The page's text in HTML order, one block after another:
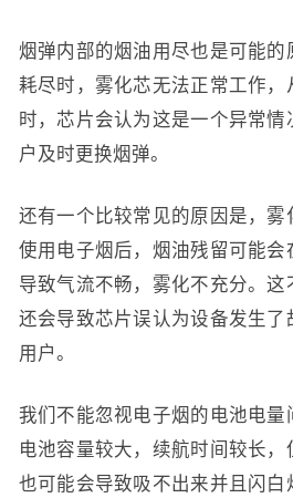
烟弹内部的烟油用尽也是可能的
耗尽时，雾化芯无法正常工作，
时，芯片会认为这是一个异常情
户及时更换烟弹。
还有一个比较常见的原因是，雾
使用电子烟后，烟油残留可能会
导致气流不畅，雾化不充分。这
还会导致芯片误认为设备发生了
用户。
我们不能忽视电子烟的电池电量
电池容量较大，续航时间较长，
也可能会导致吸不出来并且闪白